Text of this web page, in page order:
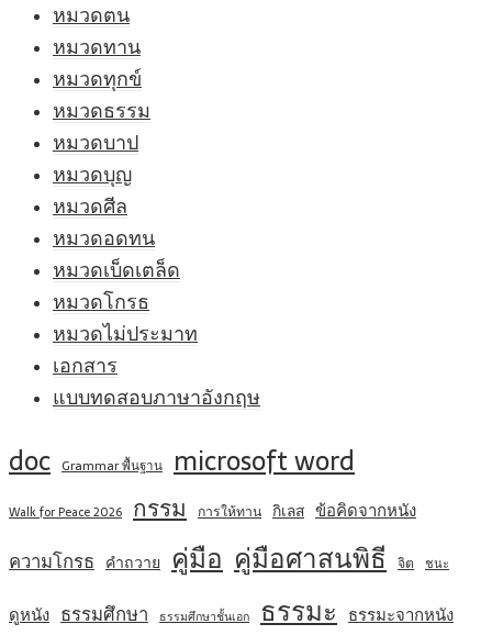
หมวดตน
หมวดทาน
หมวดทุกข์
หมวดธรรม
หมวดบาป
หมวดบุญ
หมวดศีล
หมวดอดทน
หมวดเบ็ดเตล็ด
หมวดโกรธ
หมวดไม่ประมาท
เอกสาร
แบบทดสอบภาษาอังกฤษ
doc Grammar พื้นฐาน microsoft word
Walk for Peace 2026 กรรม การให้ทาน กิเลส ข้อคิดจากหนัง
ความโกรธ คำถวาย คู่มือ คู่มือศาสนพิธี จิต ชนะ
ดูหนัง ธรรมศึกษา ธรรมศึกษาชั้นเอก ธรรมะ ธรรมะจากหนัง